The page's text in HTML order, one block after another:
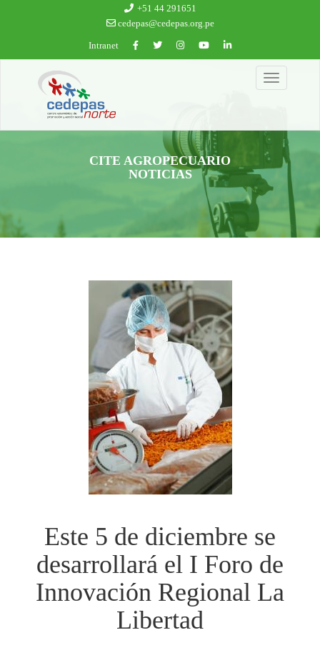
+51 44 291651
cedepas@cedepas.org.pe
Intranet
Toggle
navigation
CITE AGROPECUARIO
NOTICIAS
Este 5 de diciembre se
desarrollará el I Foro de
Innovación Regional La
Libertad